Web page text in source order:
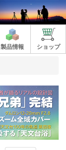
製品情報 ショップ